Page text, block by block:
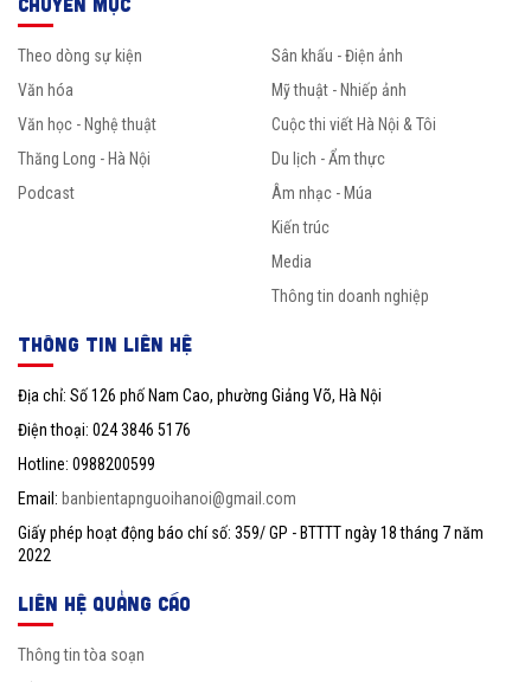
CHUYÊN MỤC
Theo dòng sự kiện
Văn hóa
Văn học - Nghệ thuật
Thăng Long - Hà Nội
Podcast
Sân khấu - Điện ảnh
Mỹ thuật - Nhiếp ảnh
Cuộc thi viết Hà Nội & Tôi
Du lịch - Ẩm thực
Âm nhạc - Múa
Kiến trúc
Media
Thông tin doanh nghiệp
THÔNG TIN LIÊN HỆ
Địa chỉ: Số 126 phố Nam Cao, phường Giảng Võ, Hà Nội
Điện thoại: 024 3846 5176
Hotline: 0988200599
Email: banbientapnguoihanoi@gmail.com
Giấy phép hoạt động báo chí số: 359/ GP - BTTTT ngày 18 tháng 7 năm
2022
LIÊN HỆ QUẢNG CÁO
Thông tin tòa soạn